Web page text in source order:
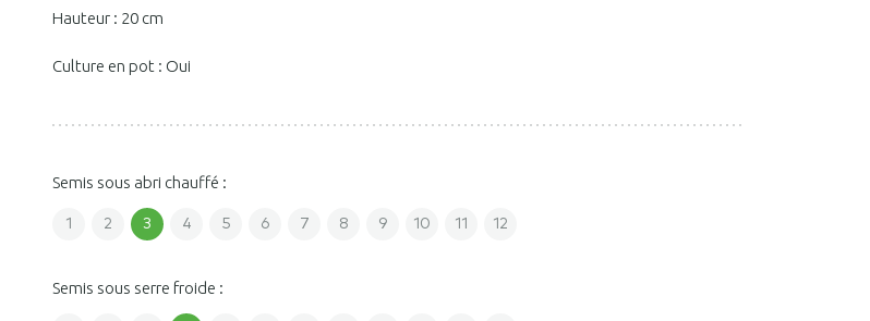
Hauteur : 20 cm
Culture en pot : Oui
Semis sous abri chauffé :
1 2 3 4 5 6 7 8 9 10 11 12
Semis sous serre froide :